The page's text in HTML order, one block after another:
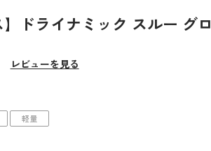
】ドライナミック スルー グロ
レビューを見る
軽量